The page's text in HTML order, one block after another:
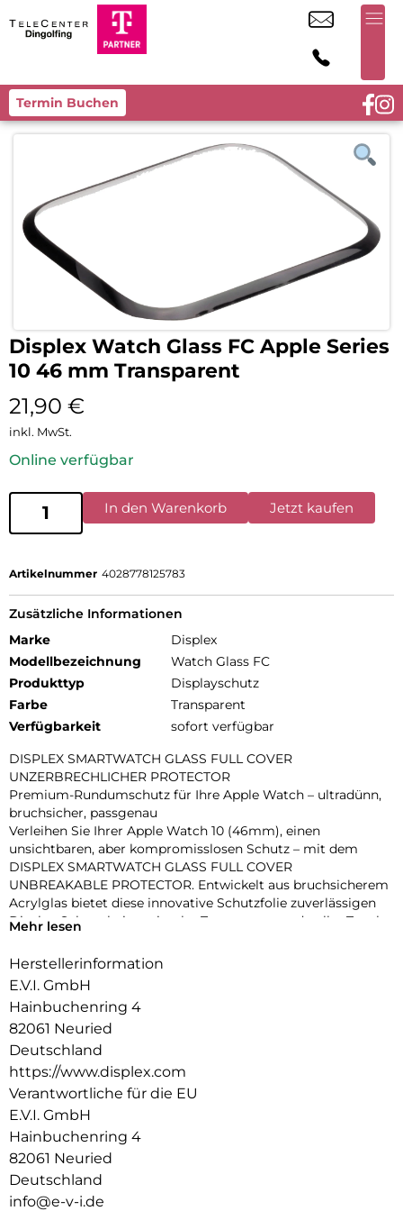
Termin Buchen
Displex Watch Glass FC Apple Series
10 46 mm Transparent
21,90 €
inkl. MwSt.
Online verfügbar
In den Warenkorb Jetzt kaufen
Artikelnummer 4028778125783
Zusätzliche Informationen
Marke
Displex
Modellbezeichnung
Watch Glass FC
Produkttyp
Displayschutz
Farbe
Transparent
Verfügbarkeit
sofort verfügbar
DISPLEX SMARTWATCH GLASS FULL COVER
UNZERBRECHLICHER PROTECTOR
Premium-Rundumschutz für Ihre Apple Watch – ultradünn,
bruchsicher, passgenau
Verleihen Sie Ihrer Apple Watch 10 (46mm), einen
unsichtbaren, aber kompromisslosen Schutz – mit dem
DISPLEX SMARTWATCH GLASS FULL COVER
UNBREAKABLE PROTECTOR. Entwickelt aus bruchsicherem
Acrylglas bietet diese innovative Schutzfolie zuverlässigen
Display-Schutz bei maximaler Transparenz und voller Touch-
Dank des vollflächig haftenden Edge-to-Edge-Designs mit
ab – perfekt für sportliche Einsätze, den Alltag oder den
stilbewussten Nutzer. Eine High-Tech-Anti-Fingerprint-
Beschichtung schützt vor störenden Flecken und sorgt für
dauerhaft brillante Optik.
Die beiliegende Eco-Montagehilfe aus recyceltem PET (rPET)
macht die Anbringung zum Kinderspiel: einfach, sicher,
blasenfrei – ohne Werkzeug oder Klebstoffreste.
Produktvorteile im Überblick:
Unzerbrechliches, stoßdämpfendes Acrylglas
3D Edge-to-Edge Kontur für nahtlose Abdeckung
Ultradünn – volle Touch-, Wisch- und Buttonfunktion
Mehr lesen
Herstellerinformation
E.V.I. GmbH
Hainbuchenring 4
82061 Neuried
Deutschland
https://www.displex.com
Verantwortliche für die EU
E.V.I. GmbH
Hainbuchenring 4
82061 Neuried
Deutschland
info@e-v-i.de